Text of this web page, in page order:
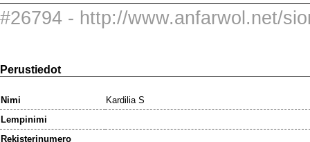
#26794 - http://www.anfarwol.net/
Perustiedot
Nimi
Kardilia S
Lempinimi
Rekisterinumero